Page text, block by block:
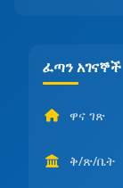
ፈጣን አገናኞች
ዋና ገጽ
ቅ/ጽ/ቤት